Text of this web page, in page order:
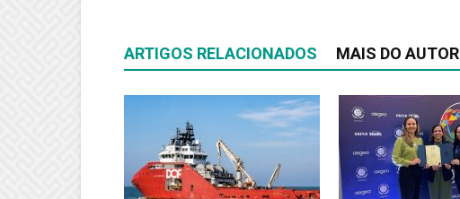
ARTIGOS RELACIONADOS MAIS DO AUTOR